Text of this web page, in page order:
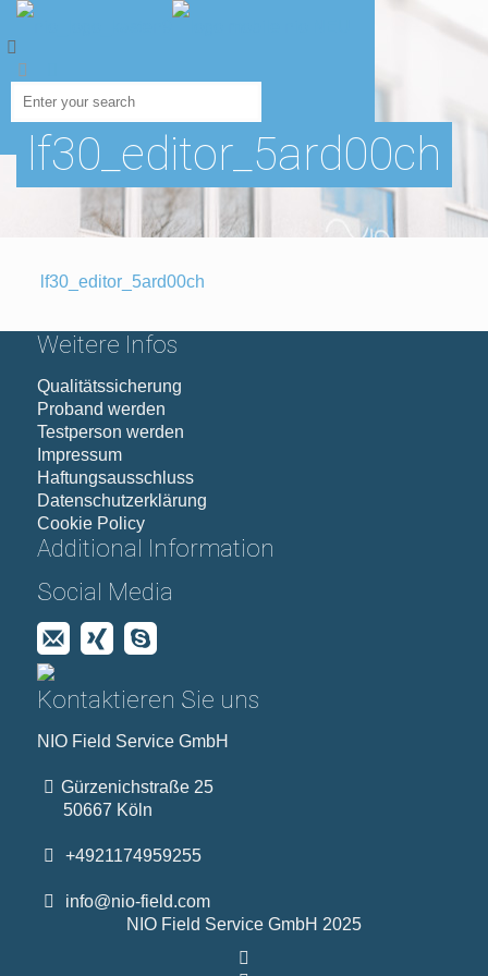
lf30_editor_5ard00ch
lf30_editor_5ard00ch
Weitere Infos
Qualitätssicherung
Proband werden
Testperson werden
Impressum
Haftungsausschluss
Datenschutzerklärung
Cookie Policy
Additional Information
Social Media
Kontaktieren Sie uns
NIO Field Service GmbH
Gürzenichstraße 25
50667 Köln
+4921174959255
info@nio-field.com
NIO Field Service GmbH 2025